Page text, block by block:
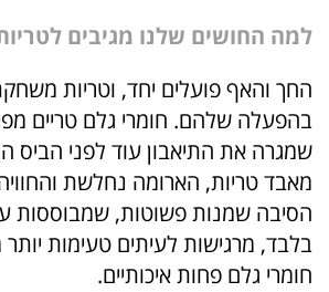
למה החושים שלנו מגיבים
החך והאף פועלים יחד, וטריות
בהפעלה שלהם. חומרי גלם טריים
שמגרה את התיאבון עוד לפני הביס
מאבד טריות, הארומה נחלשת
הסיבה שמנות פשוטות, שמבוססות
בלבד, מרגישות לעיתים טעימות
חומרי גלם פחות איכותיים.